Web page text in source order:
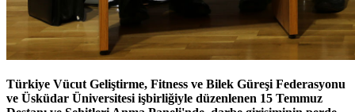
Türkiye Vücut Geliştirme, Fitness ve Bilek Güreşi Federasyonu
ve Üsküdar Üniversitesi işbirliğiyle düzenlenen 15 Temmuz